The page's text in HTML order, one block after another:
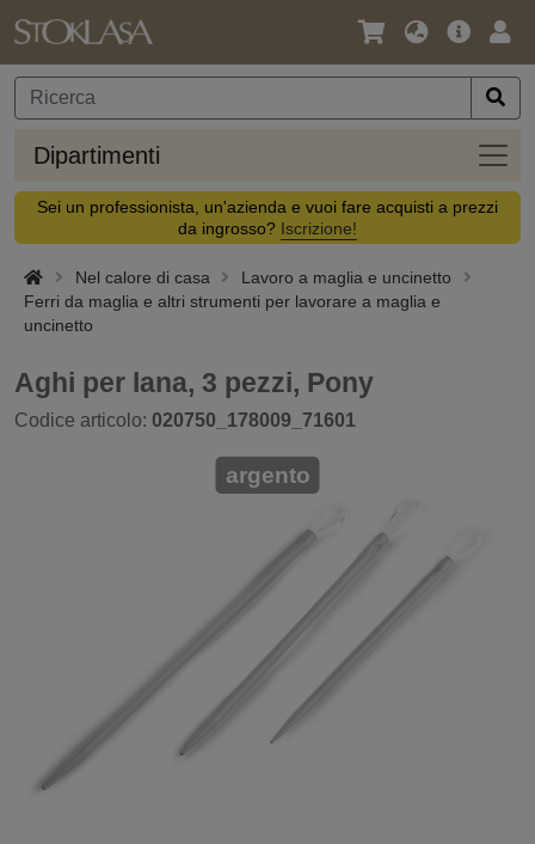
Lingua
Valuta
Offerta
Dipartimenti
Sei un professionista, un'azienda e vuoi fare acquisti a prezzi
da ingrosso? Iscrizione!
Nel calore di casa
Lavoro a maglia e uncinetto
Ferri da maglia e altri strumenti per lavorare a maglia e
uncinetto
Aghi per lana, 3 pezzi, Pony
Codice articolo: 020750_178009_71601
argento